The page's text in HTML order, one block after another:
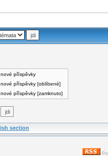
příspěvky
příspěvky [oblíbené]
příspěvky [zamknuto]
section